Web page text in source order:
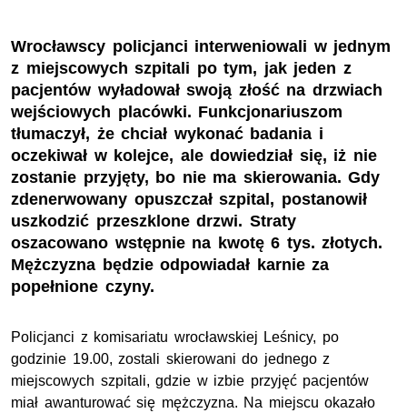
Wrocławscy policjanci interweniowali w jednym
z miejscowych szpitali po tym, jak jeden z
pacjentów wyładował swoją złość na drzwiach
wejściowych placówki. Funkcjonariuszom
tłumaczył, że chciał wykonać badania i
oczekiwał w kolejce, ale dowiedział się, iż nie
zostanie przyjęty, bo nie ma skierowania. Gdy
zdenerwowany opuszczał szpital, postanowił
uszkodzić przeszklone drzwi. Straty
oszacowano wstępnie na kwotę 6 tys. złotych.
Mężczyzna będzie odpowiadał karnie za
popełnione czyny.
Policjanci z komisariatu wrocławskiej Leśnicy, po
godzinie 19.00, zostali skierowani do jednego z
miejscowych szpitali, gdzie w izbie przyjęć pacjentów
miał awanturować się mężczyzna. Na miejscu okazało